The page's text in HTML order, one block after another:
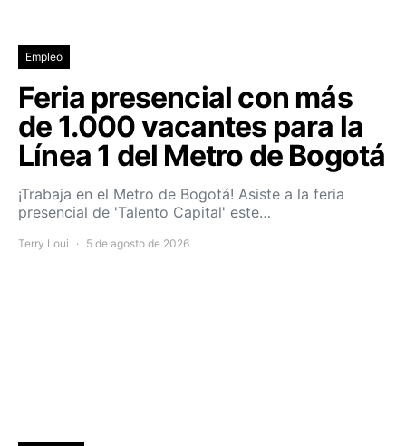
Empleo
Feria presencial con más
de 1.000 vacantes para la
Línea 1 del Metro de Bogotá
¡Trabaja en el Metro de Bogotá! Asiste a la feria
presencial de 'Talento Capital' este…
Terry Loui 5 de agosto de 2026